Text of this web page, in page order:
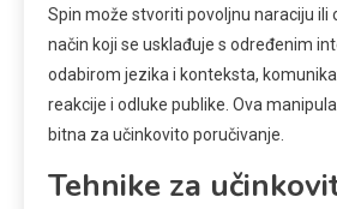
Spin može stvoriti povoljnu naraciju ili
način koji se usklađuje s određenim
odabirom jezika i konteksta,
reakcije i odluke publike. Ova
bitna za učinkovito poručivanje.
Tehnike za